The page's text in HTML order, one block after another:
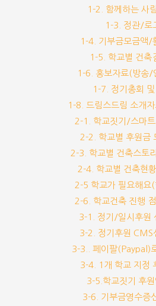
1-2. 함께하는 사
1-3. 정관/로
1-4. 기부금모금액/
1-5. 학교별 건축
1-6. 홍보자료(방송/
1-7. 정기총회
1-8. 드림스드림 소개자
2-1. 학교짓기/스마트
2-2. 학교별 후원금
2-3. 학교별 건축스토
2-4. 학교별 건축현
2-5 학교가 필요해요
2-6. 학교건축 진행
3-1. 정기/일시후원
3-2. 정기후원 CMS
3-3.. 페이팔(Paypal)
3-4. 1개 학교 지정
3-5.학교짓기 후원
3-6. 기부금영수증